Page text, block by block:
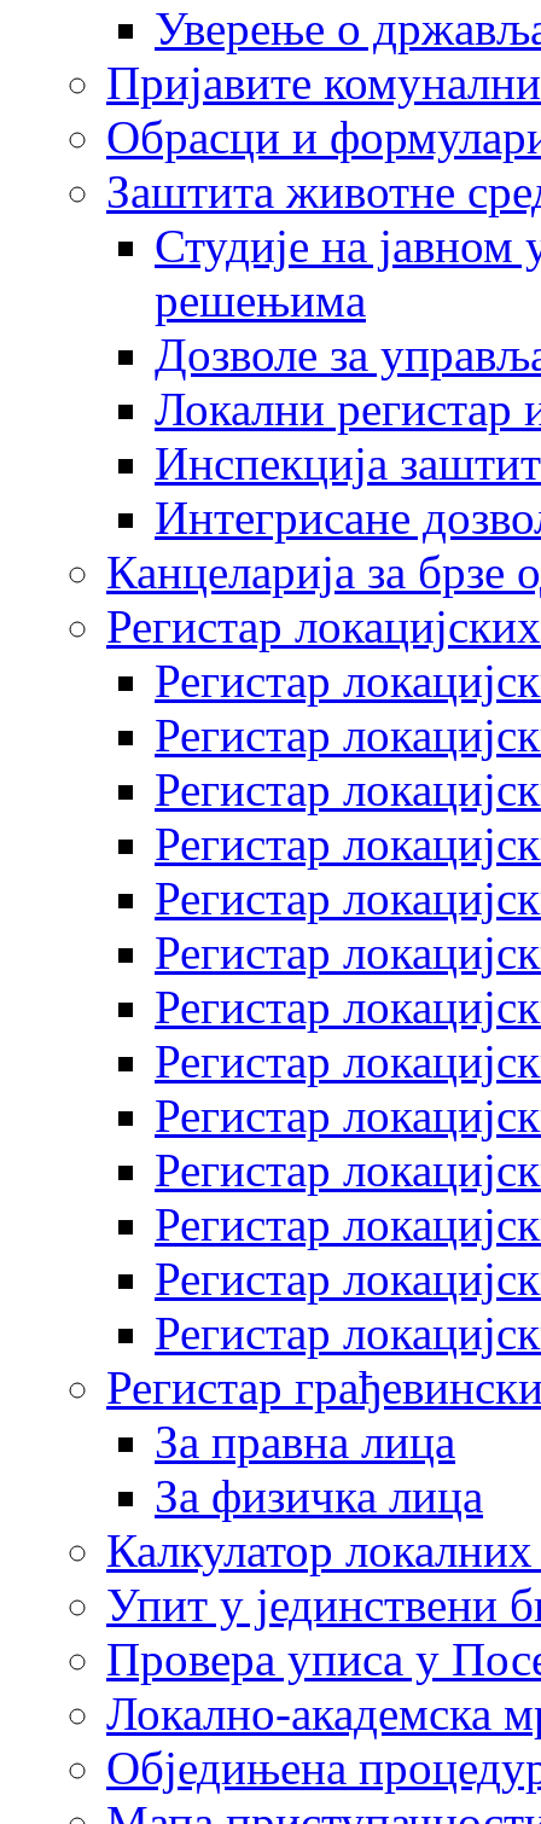
Уверење о
Пријавите
Обрасци и
Заштита животне
Студије на
решењима
Дозволе за
Локални регистар
Инспекција
Интегрисане
Канцеларија за брзе
Регистар
Регистар
Регистар
Регистар
Регистар
Регистар
Регистар
Регистар
Регистар
Регистар
Регистар
Регистар
Регистар
Регистар
Регистар
За правна лица
За физичка лица
Калкулатор
Упит у јединствени
Провера уписа у
Локално-академска
Обједињена